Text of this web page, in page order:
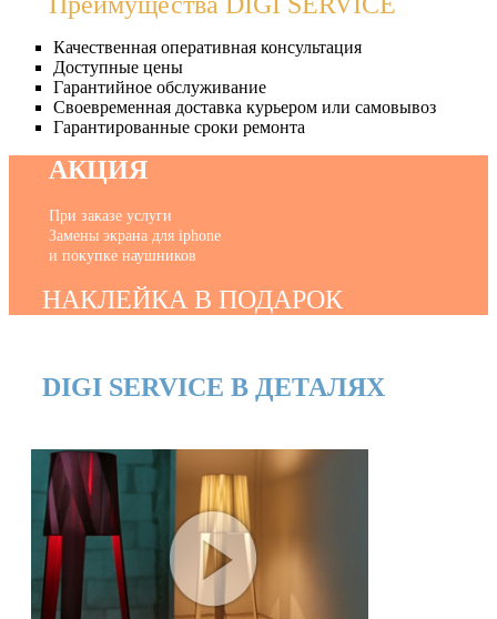
Качественная оперативная консультация
Доступные цены
Гарантийное обслуживание
Своевременная доставка курьером или самовывоз
Гарантированные сроки ремонта
АКЦИЯ
При заказе услуги
Замены экрана для iphone
и покупке наушников
НАКЛЕЙКА В ПОДАРОК
DIGI SERVICE В ДЕТАЛЯХ